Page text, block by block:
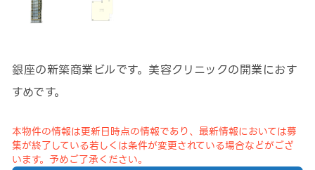
銀座の新築商業ビルです。美容クリニックの開業におす
すめです。
本物件の情報は更新日時点の情報であり、最新情報においては募
集が終了している若しくは条件が変更されている場合などがござ
います。予めご了承ください。